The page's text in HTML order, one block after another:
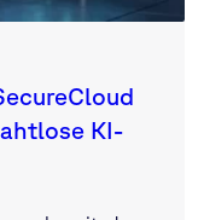
KI-